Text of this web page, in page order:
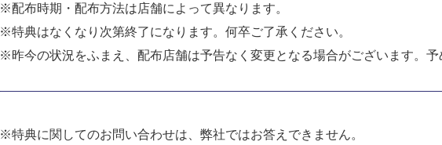
※配布時期・配布方法は店舗によって異なります。
※特典はなくなり次第終了になります。何卒ご了承ください。
※昨今の状況をふまえ、配布店舗は予告なく変更となる場合がございます。予
※特典に関してのお問い合わせは、弊社ではお答えできません。